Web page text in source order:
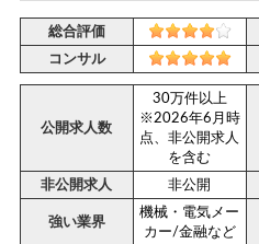
総合評価
コンサル
公開求人数
30万件以上
※2026年6月時
点、非公開求人
を含む
非公開求人 非公開
強い業界
機械・電気メー
カー/金融など